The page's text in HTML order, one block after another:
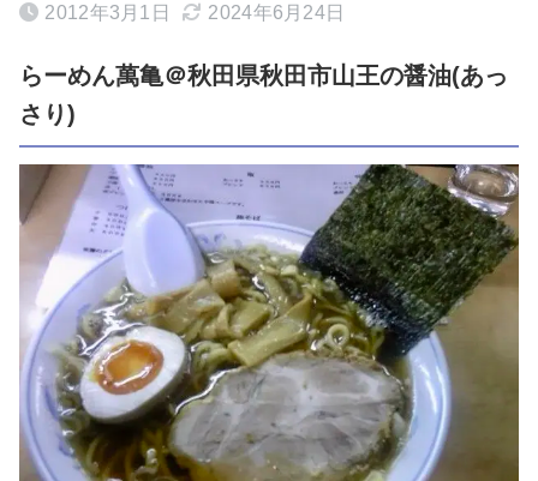
2012年3月1日 2024年6月24日
らーめん萬亀＠秋田県秋田市山王の醤油(あっ
さり)